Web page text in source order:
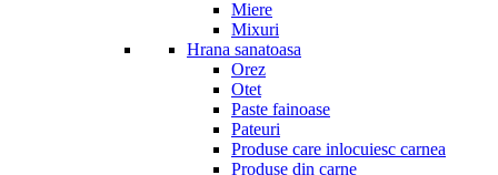
Miere
Mixuri
Hrana sanatoasa
Orez
Otet
Paste fainoase
Pateuri
Produse care inlocuiesc carnea
Produse din carne